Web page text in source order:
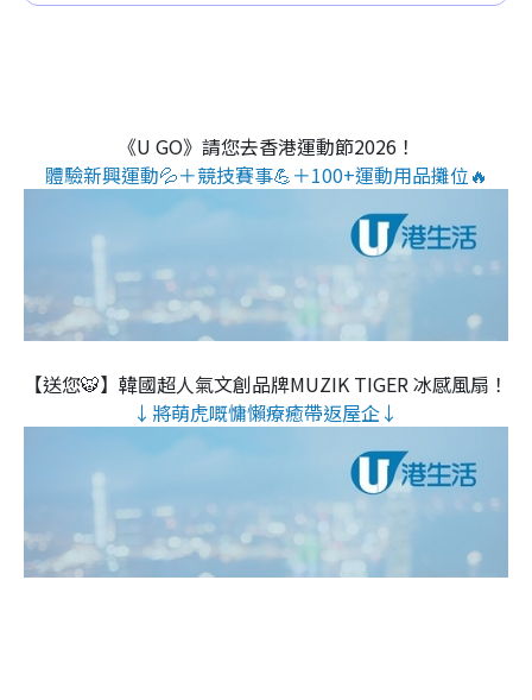
《U GO》請您去香港運動節2026！
體驗新興運動💦＋競技賽事💪＋100+運動用品攤位🔥
【送您🐯】韓國超人氣文創品牌MUZIK TIGER 冰感風扇！
↓將萌虎嘅慵懶療癒帶返屋企↓